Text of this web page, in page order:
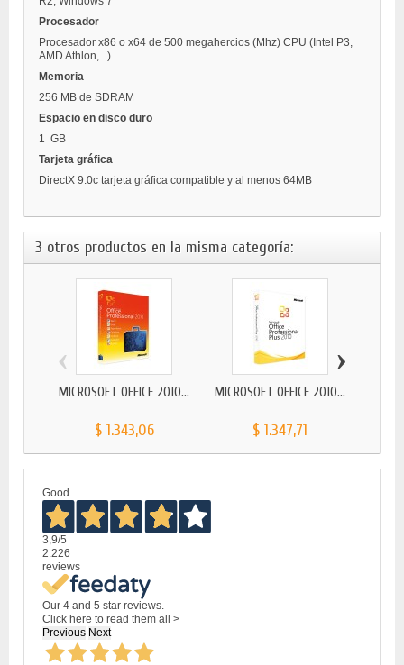
Procesador
Procesador x86 o x64 de 500 megahercios (Mhz) CPU (Intel P3,
AMD Athlon,...)
Memoria
256 MB de SDRAM
Espacio en disco duro
1 GB
Tarjeta gráfica
DirectX 9.0c tarjeta gráfica compatible y al menos 64MB
3 otros productos en la misma categoría:
MICROSOFT OFFICE 2010...
$ 1.343,06
MICROSOFT OFFICE 2010...
$ 1.347,71
‹ ›
Good
3,9/5
2.226
reviews
Our 4 and 5 star reviews.
Click here to read them all >
Previous Next